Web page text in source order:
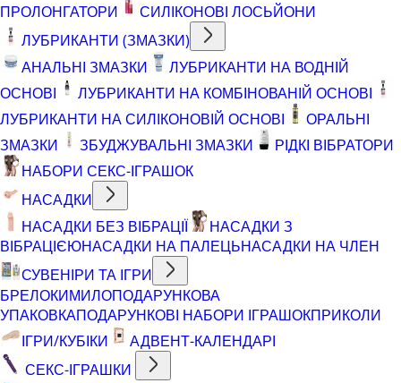
ПРОЛОНГАТОРИ
СИЛІКОНОВІ ЛОСЬЙОНИ
ЛУБРИКАНТИ (ЗМАЗКИ)
АНАЛЬНІ ЗМАЗКИ
ЛУБРИКАНТИ НА ВОДНІЙ
ОСНОВІ
ЛУБРИКАНТИ НА КОМБІНОВАНІЙ ОСНОВІ
ЛУБРИКАНТИ НА СИЛІКОНОВІЙ ОСНОВІ
ОРАЛЬНІ
ЗМАЗКИ
ЗБУДЖУВАЛЬНІ ЗМАЗКИ
РІДКІ ВІБРАТОРИ
НАБОРИ СЕКС-ІГРАШОК
НАСАДКИ
НАСАДКИ БЕЗ ВІБРАЦІЇ
НАСАДКИ З
ВІБРАЦІЄЮНАСАДКИ НА ПАЛЕЦЬНАСАДКИ НА ЧЛЕН
СУВЕНІРИ ТА ІГРИ
БРЕЛОКИМИЛОПОДАРУНКОВА
УПАКОВКАПОДАРУНКОВІ НАБОРИ ІГРАШОКПРИКОЛИ
ІГРИ/КУБІКИ
АДВЕНТ-КАЛЕНДАРІ
СЕКС-ІГРАШКИ